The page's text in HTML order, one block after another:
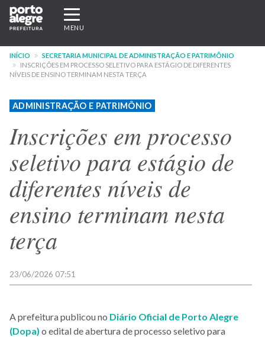
Pular
para
conteúdo
principal
Expandir/recolher
navegação
MENU
INÍCIO
SECRETARIA MUNICIPAL DE ADMINISTRAÇÃO E PATRIMÔNIO
INSCRIÇÕES EM PROCESSO SELETIVO PARA ESTÁGIO DE DIFERENTES
NÍVEIS DE ENSINO TERMINAM NESTA TERÇA
ADMINISTRAÇÃO E PATRIMÔNIO
Inscrições em processo
seletivo para estágio de
diferentes níveis de
ensino terminam nesta
terça
23/06/2026 07:51
A prefeitura publicou no Diário Oficial de Porto Alegre
(Dopa) o edital de abertura de processo seletivo para